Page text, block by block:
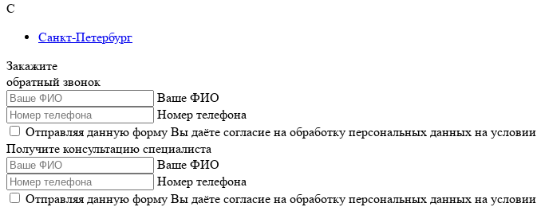
С
Санкт-Петербург
Закажите
обратный звонок
Ваше ФИО
Номер телефона
Отправляя данную форму Вы даёте согласие на обработку персональных данных на условии
Получите консультацию специалиста
Ваше ФИО
Номер телефона
Отправляя данную форму Вы даёте согласие на обработку персональных данных на условии